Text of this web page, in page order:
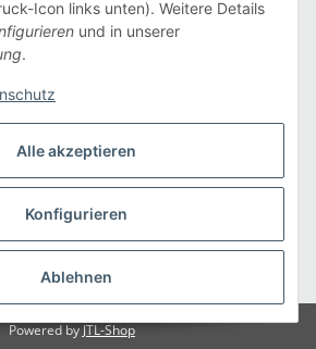
USt., zzgl.Versand
Powered byJTL-Shop
Icon links unten). Weitere Details
und in unserer
.
Alle akzeptieren
Konfigurieren
Ablehnen